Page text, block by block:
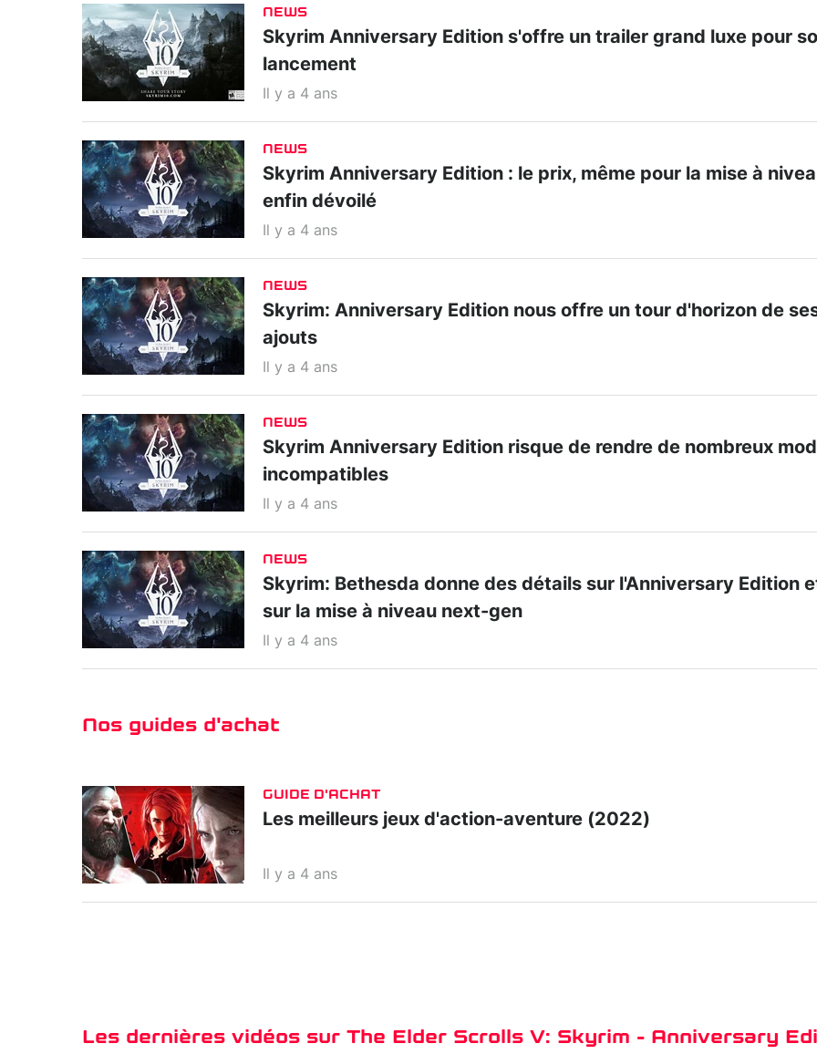
NEWS
Skyrim Anniversary Edition s'offre un trailer grand luxe pour
lancement
Il y a 4 ans
NEWS
Skyrim Anniversary Edition : le prix, même pour la mise à
enfin dévoilé
Il y a 4 ans
NEWS
Skyrim: Anniversary Edition nous offre un tour d'horizon de
ajouts
Il y a 4 ans
NEWS
Skyrim Anniversary Edition risque de rendre de nombreux
incompatibles
Il y a 4 ans
NEWS
Skyrim: Bethesda donne des détails sur l'Anniversary Edition
sur la mise à niveau next-gen
Il y a 4 ans
Nos guides d'achat
GUIDE D'ACHAT
Les meilleurs jeux d'action-aventure (2022)
Il y a 4 ans
Les dernières vidéos sur The Elder Scrolls V: Skyrim - Anniversary